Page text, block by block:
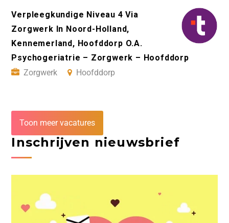
Verpleegkundige Niveau 4 Via
Zorgwerk In Noord-Holland,
Kennemerland, Hoofddorp O.A.
Psychogeriatrie – Zorgwerk – Hoofddorp
Zorgwerk
Hoofddorp
Toon meer vacatures
Inschrijven nieuwsbrief